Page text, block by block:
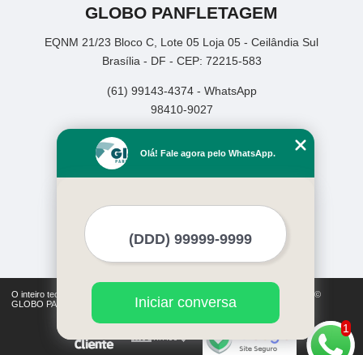
GLOBO PANFLETAGEM
EQNM 21/23 Bloco C, Lote 05 Loja 05 - Ceilândia Sul
Brasília - DF - CEP: 72215-583
(61) 99143-4374 - WhatsApp
98410-9027
Empresa
Missão
Mapa do site
O inteiro teor deste site está sujeito à proteção de direitos autorais. Copyright©
GLOBO PANFLETAGEM (Lei 9610 de 19/02/1998)
1
Olá! Fale agora pelo WhatsApp.
Iniciar conversa